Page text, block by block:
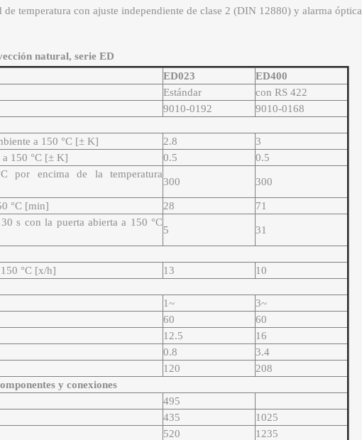
temperatura con ajuste independiente de clase 2 (DIN 12880) y alarma óptica
natural, serie ED
ED023
ED400
Estándar
con RS 422
9010-0192
9010-0168
a 150 °C [± K] 2.8
3
a 150 °C [± K]
0.5
0.5
por encima de la temperatura
300 300
°C [min] 28
71
s con la puerta abierta a 150 °C
5 31
°C [x/h] 13 10
1~
3~
60
60
12.5
16
0.8
3.4
120
208
y conexiones
495
435
1025
520
1235